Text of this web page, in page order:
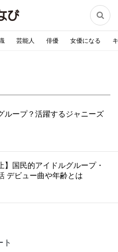

芸能人 俳優 女優になる
ループ？活躍するジャニーズ
】国民的アイドルグループ・
デビュー曲や年齢とは
ト